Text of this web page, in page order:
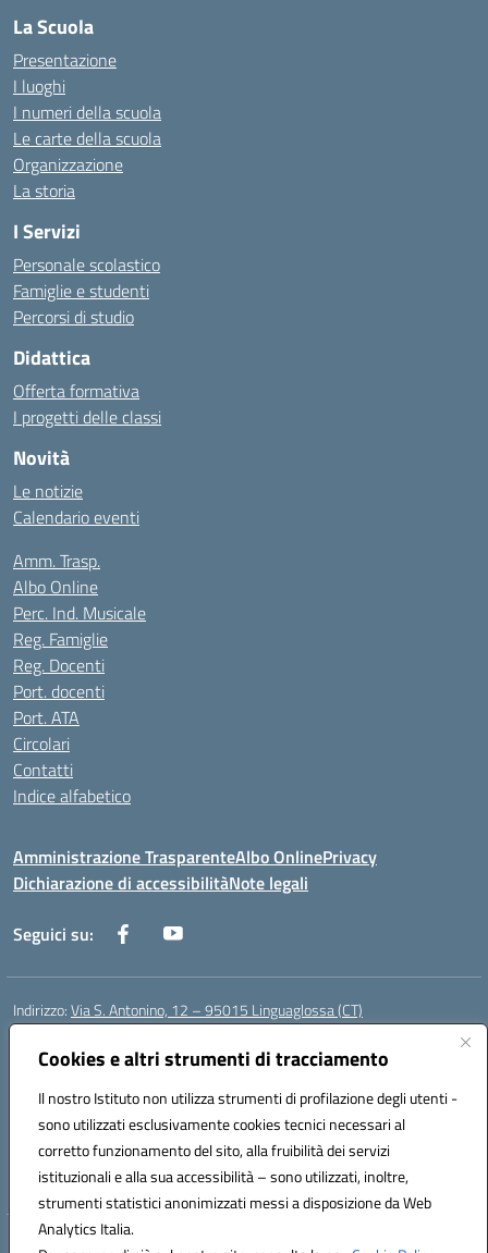
Cookies e altri strumenti di tracciamento
Il nostro Istituto non utilizza strumenti di profilazione degli utenti -
sono utilizzati esclusivamente cookies tecnici necessari al
corretto funzionamento del sito, alla fruibilità dei servizi
istituzionali e alla sua accessibilità – sono utilizzati, inoltre,
strumenti statistici anonimizzati messi a disposizione da Web
Analytics Italia.
La Scuola
Presentazione
I luoghi
I numeri della scuola
Le carte della scuola
Organizzazione
La storia
I Servizi
Personale scolastico
Famiglie e studenti
Percorsi di studio
Didattica
Offerta formativa
I progetti delle classi
Novità
Le notizie
Calendario eventi
Amm. Trasp.
Albo Online
Perc. Ind. Musicale
Reg. Famiglie
Reg. Docenti
Port. docenti
Port. ATA
Circolari
Contatti
Indice alfabetico
Amministrazione TrasparenteAlbo OnlinePrivacy
Dichiarazione di accessibilitàNote legali
Seguici su:
Indirizzo:Via S. Antonino, 12 – 95015 Linguaglossa (CT)
Centralino:
Posta elettronica certificata (PEC):ctic83200r@pec.istruzione.it
Codice fiscale: 83002470876
Codice meccanografico:CTIC83200R
Codice Indice delle Pubbliche Amministrazioni (IPA): istsc_CTIC83200R
Codice unico di fatturazione (CUF): UF7TEB
Hosting & Powered by 3D Solution S.r.l.